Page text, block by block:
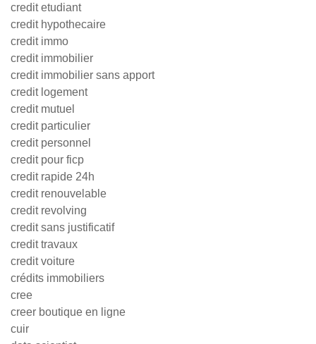
credit etudiant
credit hypothecaire
credit immo
credit immobilier
credit immobilier sans apport
credit logement
credit mutuel
credit particulier
credit personnel
credit pour ficp
credit rapide 24h
credit renouvelable
credit revolving
credit sans justificatif
credit travaux
credit voiture
crédits immobiliers
cree
creer boutique en ligne
cuir